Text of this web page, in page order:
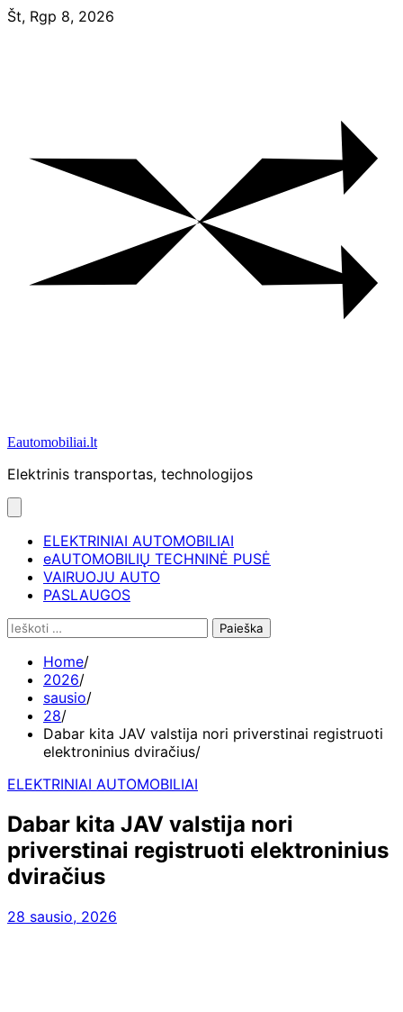
Skip
Št, Rgp 8, 2026
Eautomobiliai.lt
Elektrinis transportas, technologijos
ELEKTRINIAI AUTOMOBILIAI
eAUTOMOBILIŲ TECHNINĖ PUSĖ
VAIRUOJU AUTO
PASLAUGOS
Ieškoti:
Home
2026
sausio
28
Dabar kita JAV valstija nori priverstinai registruoti
elektroninius dviračius
ELEKTRINIAI AUTOMOBILIAI
Dabar kita JAV valstija nori
priverstinai registruoti elektroninius
dviračius
28 sausio, 2026